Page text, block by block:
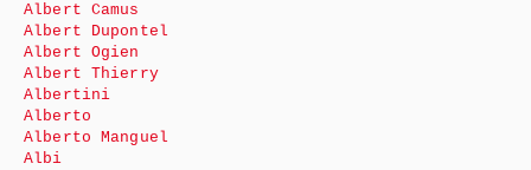
Albert Camus
Albert Dupontel
Albert Ogien
Albert Thierry
Albertini
Alberto
Alberto Manguel
Albi